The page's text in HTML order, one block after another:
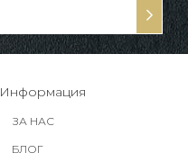
Информация
ЗА НАС
БЛОГ